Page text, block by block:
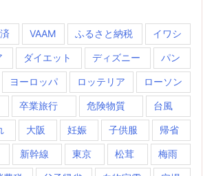
VAAM ふるさと納税 イワシ
ダイエット ディズニー パン
ヨーロッパ ロッテリア ローソン
卒業旅行 危険物質 台風
大阪 妊娠 子供服 帰省
新幹線 東京 松茸 梅雨